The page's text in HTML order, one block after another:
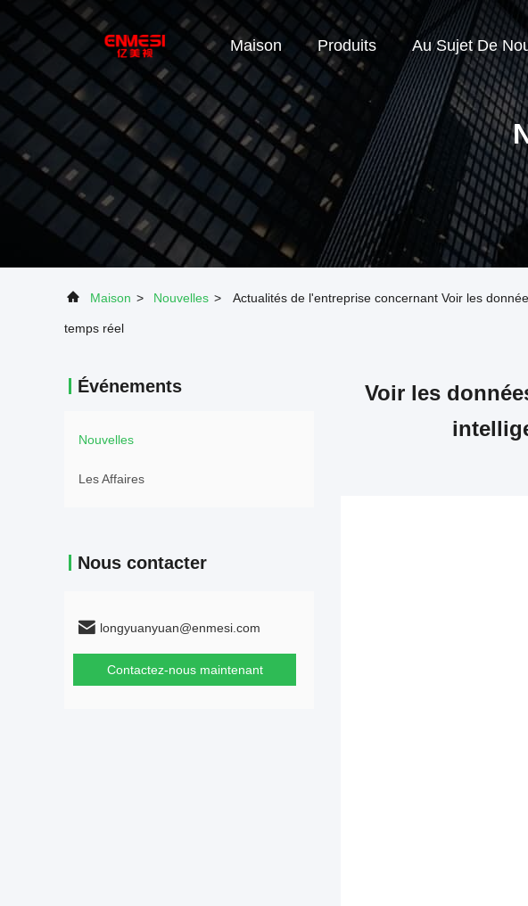
Maison Produits Au Sujet De
Maison > Nouvelles > Actualités de l'entreprise concernant Voir les
temps réel
Événements
Nouvelles
Les Affaires
Nous contacter
longyuanyuan@enmesi.com
Contactez-nous maintenant
Voir les